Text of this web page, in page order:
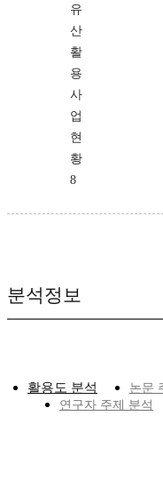
유
산
활
용
사
업
현
황
8
분석정보
활용도 분석
논문
연구자 주제 분석